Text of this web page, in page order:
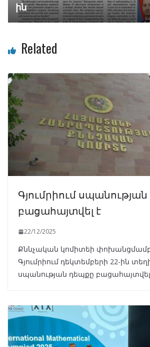
ին
Related
Գյումրիում
բացահայտվել է
22/12/2025
Քննչական կոմիտեի
Գյումրիում դեկտեմբերի 22-ին
սպանության դեպքը բացահայտվել